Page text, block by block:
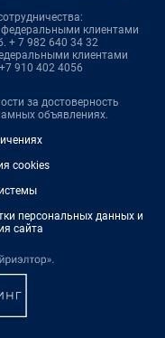
клиентами
+ 7 982 640 34 32
клиентами
910 402 4056
за достоверность
объявлениях.
cookies
персональных данных и
сайта